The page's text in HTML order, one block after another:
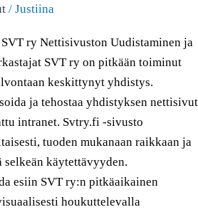
/ Justiina
ry Nettisivuston Uudistaminen ja
SVT ry on pitkään toiminut
keskittynyt yhdistys.
ja tehostaa yhdistyksen nettisivut
intranet. Svtry.fi -sivusto
tuoden mukanaan raikkaan ja
selkeän käytettävyyden.
esiin SVT ry:n pitkäaikainen
houkuttelevalla